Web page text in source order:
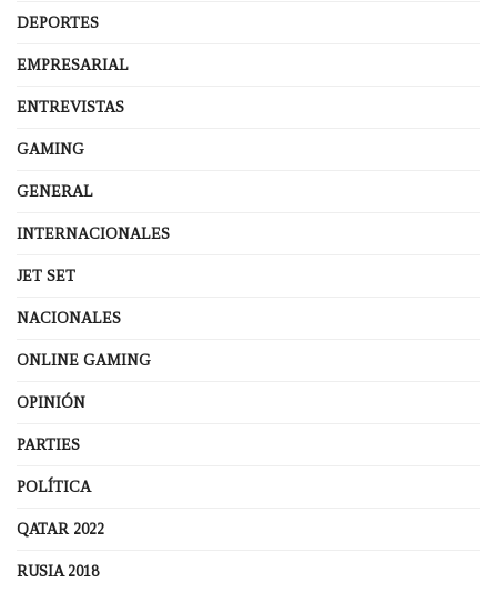
DEPORTES
EMPRESARIAL
ENTREVISTAS
GAMING
GENERAL
INTERNACIONALES
JET SET
NACIONALES
ONLINE GAMING
OPINIÓN
PARTIES
POLÍTICA
QATAR 2022
RUSIA 2018